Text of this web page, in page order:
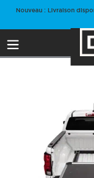
contenu
Nouveau : Livraison